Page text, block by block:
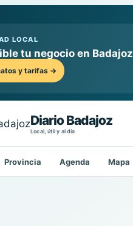
LOCAL
tu negocio en Badajoz
y tarifas →
Diario Badajoz
Local, útil y al día
Provincia Agenda Mapa